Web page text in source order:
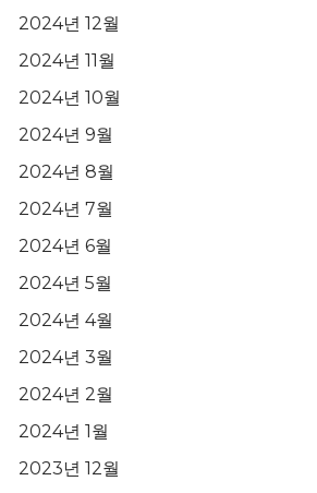
2024년 12월
2024년 11월
2024년 10월
2024년 9월
2024년 8월
2024년 7월
2024년 6월
2024년 5월
2024년 4월
2024년 3월
2024년 2월
2024년 1월
2023년 12월